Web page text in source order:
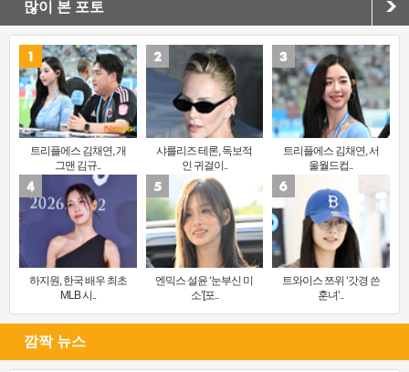
많이 본 포토
트리플에스 김채연, 개
그맨 김규..
샤를리즈 테론, 독보적
인 귀걸이..
트리플에스 김채연, 서
울월드컵..
하지원, 한국 배우 최초
MLB 시..
엔믹스 설윤 ‘눈부신 미
소’[포..
트와이스 쯔위 ‘갓경 쓴
훈녀’..
깜짝 뉴스